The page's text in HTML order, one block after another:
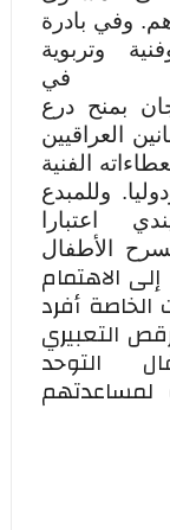
وفي بادرة
وتربوية
بمنح درع
العراقيين
الفنية
وللمبدع
اعتبارا
الأطفال
الاهتمام
الخاصة أفرد
التعبيري
التوحد
لمساعدتهم